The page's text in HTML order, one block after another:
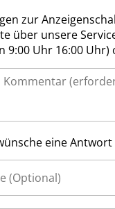
zur
über unsere
9:00 Uhr 16:00
eine